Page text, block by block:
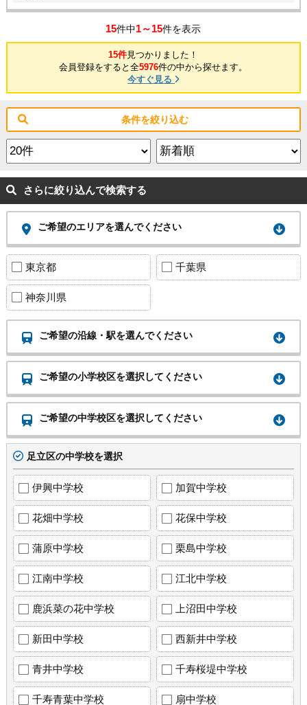
15件中1～15件を表示
15件見つかりました！
会員登録をすると全5976件の中から探せます。
今すぐ見る
条件を絞り込む
さらに絞り込んで検索する
ご希望のエリアを選んでください
東京都 千葉県
神奈川県
ご希望の沿線・駅を選んでください
ご希望の小学校区を選択してください
ご希望の中学校区を選択してください
足立区の中学校を選択
伊興中学校 加賀中学校
花畑中学校 花保中学校
蒲原中学校 栗島中学校
江南中学校 江北中学校
鹿浜菜の花中学校 上沼田中学校
新田中学校 西新井中学校
青井中学校 千寿桜堤中学校
千寿青葉中学校 扇中学校